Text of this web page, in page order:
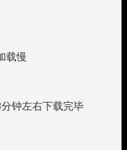
载慢
钟左右下载完毕